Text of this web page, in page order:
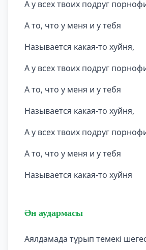
А у всех твоих подруг
А то, что у меня и у тебя
Называется какая-то хуйня,
А у всех твоих подруг
А то, что у меня и у тебя
Называется какая-то хуйня,
А у всех твоих подруг
А то, что у меня и у тебя
Называется какая-то хуйня
Ән аудармасы
Аялдамада тұрып темекі